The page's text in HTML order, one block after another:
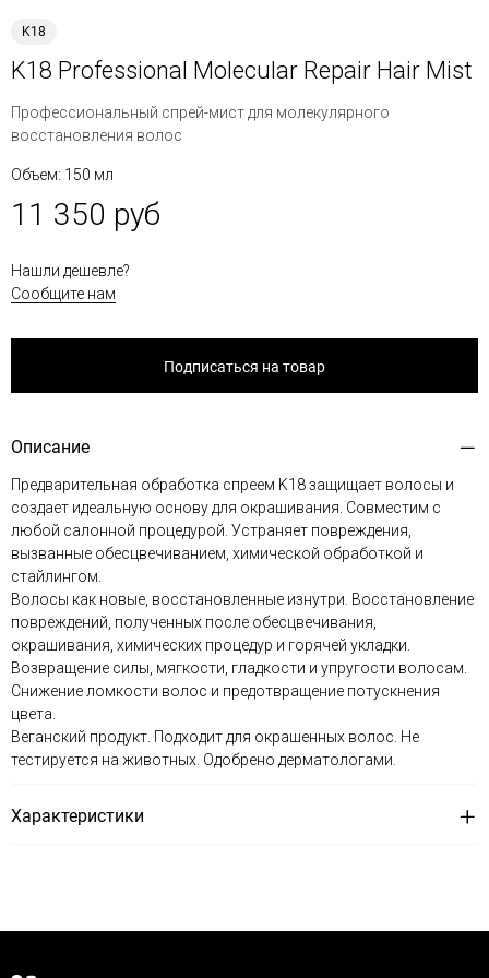
K18
K18 Professional Molecular Repair Hair Mist
Профессиональный спрей-мист для молекулярного
восстановления волос
Объем: 150 мл
11 350 руб
Нашли дешевле?
Сообщите нам
Подписаться на товар
Описание
Предварительная обработка спреем K18 защищает волосы и
создает идеальную основу для окрашивания. Совместим с
любой салонной процедурой. Устраняет повреждения,
вызванные обесцвечиванием, химической обработкой и
стайлингом.
Волосы как новые, восстановленные изнутри. Восстановление
повреждений, полученных после обесцвечивания,
окрашивания, химических процедур и горячей укладки.
Возвращение силы, мягкости, гладкости и упругости волосам.
Снижение ломкости волос и предотвращение потускнения
цвета.
Веганский продукт. Подходит для окрашенных волос. Не
тестируется на животных. Одобрено дерматологами.
Характеристики